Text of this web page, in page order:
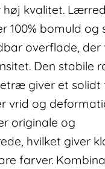
kvalitet.
100% bomuld og
overflade,
Den stabile
giver et solidt
vrid og
originale og
hvilket giver
farver.